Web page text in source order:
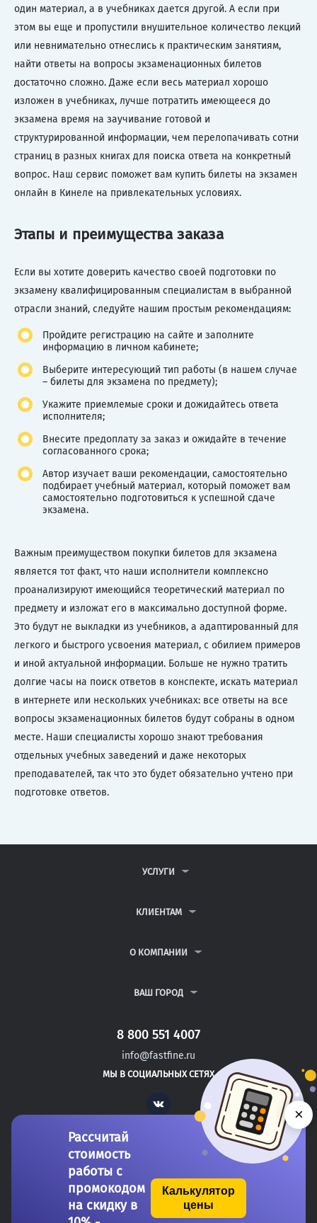
один материал, а в учебниках дается другой. А если при
этом вы еще и пропустили внушительное количество лекций
или невнимательно отнеслись к практическим занятиям,
найти ответы на вопросы экзаменационных билетов
достаточно сложно. Даже если весь материал хорошо
изложен в учебниках, лучше потратить имеющееся до
экзамена время на заучивание готовой и
структурированной информации, чем перелопачивать сотни
страниц в разных книгах для поиска ответа на конкретный
вопрос. Наш сервис поможет вам купить билеты на экзамен
онлайн в Кинеле на привлекательных условиях.
Этапы и преимущества заказа
Если вы хотите доверить качество своей подготовки по
экзамену квалифицированным специалистам в выбранной
отрасли знаний, следуйте нашим простым рекомендациям:
Пройдите регистрацию на сайте и заполните
информацию в личном кабинете;
Выберите интересующий тип работы (в нашем случае
– билеты для экзамена по предмету);
Укажите приемлемые сроки и дожидайтесь ответа
исполнителя;
Внесите предоплату за заказ и ожидайте в течение
согласованного срока;
Автор изучает ваши рекомендации, самостоятельно
подбирает учебный материал, который поможет вам
самостоятельно подготовиться к успешной сдаче
экзамена.
Важным преимуществом покупки билетов для экзамена
является тот факт, что наши исполнители комплексно
проанализируют имеющийся теоретический материал по
предмету и изложат его в максимально доступной форме.
Это будут не выкладки из учебников, а адаптированный для
легкого и быстрого усвоения материал, с обилием примеров
и иной актуальной информации. Больше не нужно тратить
долгие часы на поиск ответов в конспекте, искать материал
в интернете или нескольких учебниках: все ответы на все
вопросы экзаменационных билетов будут собраны в одном
месте. Наши специалисты хорошо знают требования
отдельных учебных заведений и даже некоторых
преподавателей, так что это будет обязательно учтено при
подготовке ответов.
УСЛУГИ
ДИПЛОМНЫЕ РАБОТЫ
РЕФЕРАТЫ
КЛИЕНТАМ
ВОПРОСЫ И ОТВЕТЫ
ПОЛИТИКА КОНФИДЕНЦИАЛЬНОСТИ
О КОМПАНИИ
КОНТАКТЫ
ВАШ ГОРОД
САНКТ-ПЕТЕРБУРГ
ТОМСК
СМОЛЕНСК
8 800 551 4007
info@fastfine.ru
МЫ В СОЦИАЛЬНЫХ СЕТЯХ
Vk
Copyright 2011-2026 FastFine.ru
Рассчитай
стоимость
работы с
промокодом
на скидку в
Калькулятор
цены
×